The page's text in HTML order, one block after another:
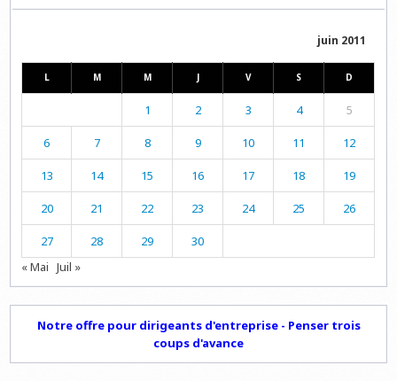
juin 2011
L M M J V S D
1 2 3 4 5
6 7 8 9 10 11 12
13 14 15 16 17 18 19
20 21 22 23 24 25 26
27 28 29
30
« Mai Juil »
Notre offre pour dirigeants d'entreprise - Penser trois
coups d'avance